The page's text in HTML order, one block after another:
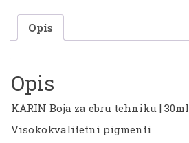
301
Red
-
30ml
Opis
Opis
KARIN Boja za ebru tehniku | 30ml
Visokokvalitetni pigmenti